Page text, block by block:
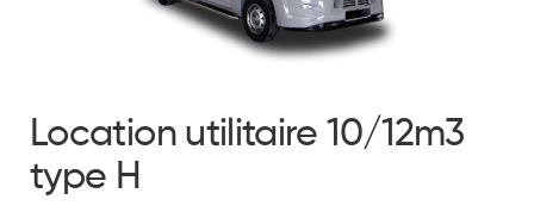
Location utilitaire 10/12m3
type H